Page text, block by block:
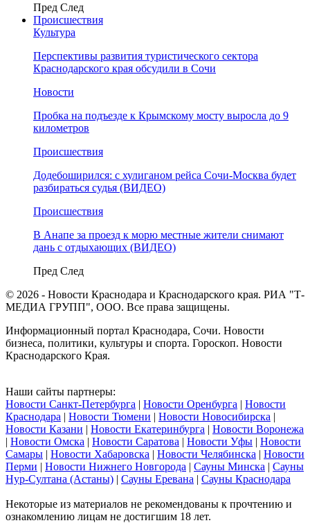
Пред След
Происшествия
Культура
Перспективы развития туристического сектора
Краснодарского края обсудили в Сочи
Новости
Пробка на подъезде к Крымскому мосту выросла до 9
километров
Происшествия
Додебоширился: с хулиганом рейса Сочи-Москва будет
разбираться судья (ВИДЕО)
Происшествия
В Анапе за проезд к морю местные жители снимают
дань с отдыхающих (ВИДЕО)
Пред След
© 2026 - Новости Краснодара и Краснодарского края. РИА "Т-
МЕДИА ГРУПП", ООО. Все права защищены.
Информационный портал Краснодара, Сочи. Новости
бизнеса, политики, культуры и спорта. Гороскоп. Новости
Краснодарского Края.
Наши сайты партнеры:
Новости Санкт-Петербурга | Новости Оренбурга | Новости
Краснодара | Новости Тюмени | Новости Новосибирска |
Новости Казани | Новости Екатеринбурга | Новости Воронежа
| Новости Омска | Новости Саратова | Новости Уфы | Новости
Самары | Новости Хабаровска | Новости Челябинска | Новости
Перми | Новости Нижнего Новгорода | Сауны Минска | Сауны
Нур-Султана (Астаны) | Сауны Еревана | Сауны Краснодара
Некоторые из материалов не рекомендованы к прочтению и
ознакомлению лицам не достигшим 18 лет.